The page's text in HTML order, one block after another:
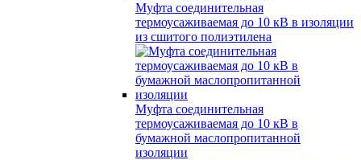
Муфта соединительная
термоусаживаемая до 10 кВ в изоляции
из сшитого полиэтилена
Муфта соединительная
термоусаживаемая до 10 кВ в
бумажной маслопропитанной
изоляции